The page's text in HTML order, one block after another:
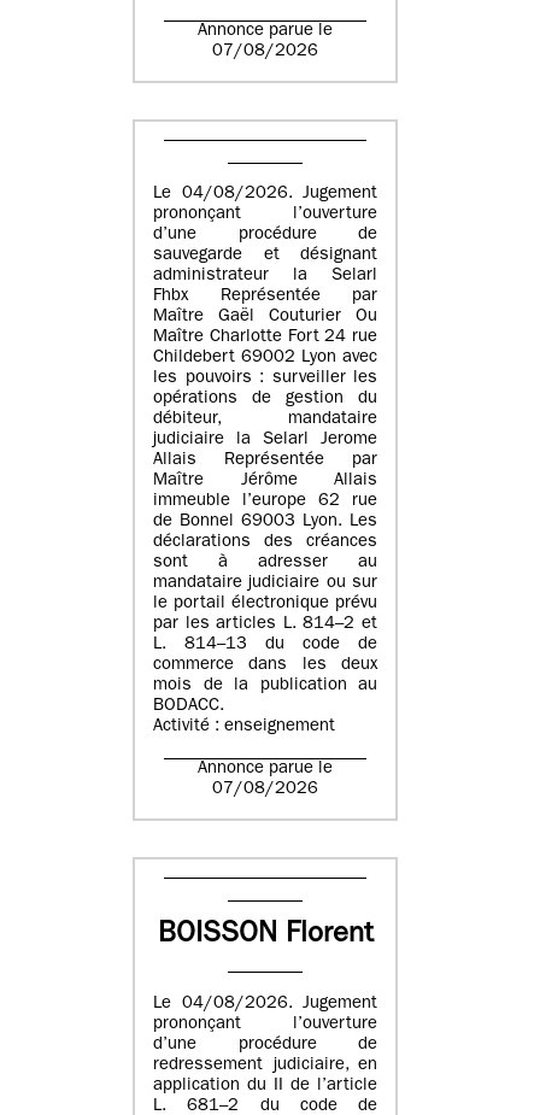
Annonce parue le
07/08/2026
Le 04/08/2026. Jugement
prononçant l’ouverture
d’une procédure de
sauvegarde et désignant
administrateur la Selarl
Fhbx Représentée par
Maître Gaël Couturier Ou
Maître Charlotte Fort 24 rue
Childebert 69002 Lyon avec
les pouvoirs : surveiller les
opérations de gestion du
débiteur, mandataire
judiciaire la Selarl Jerome
Allais Représentée par
Maître Jérôme Allais
immeuble l’europe 62 rue
de Bonnel 69003 Lyon. Les
déclarations des créances
sont à adresser au
mandataire judiciaire ou sur
le portail électronique prévu
par les articles L. 814–2 et
L. 814–13 du code de
commerce dans les deux
mois de la publication au
BODACC.
Activité : enseignement
Annonce parue le
07/08/2026
BOISSON Florent
Le 04/08/2026. Jugement
prononçant l’ouverture
d’une procédure de
redressement judiciaire, en
application du II de l’article
L. 681–2 du code de